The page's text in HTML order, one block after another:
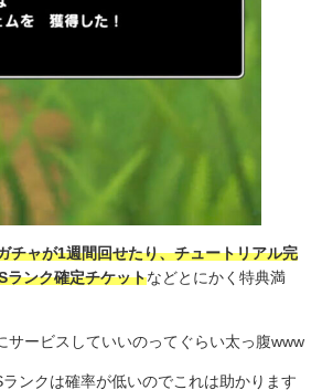
チャが1週間回せたり、チュートリアル完
ランク確定チケットなどとにかく特典満
サービスしていいのってぐらい太っ腹www
ンクは確率が低いのでこれは助かります